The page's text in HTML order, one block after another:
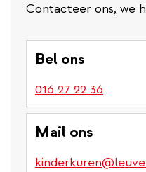
Contacteer ons, we
Bel ons
016 27 22 36
Mail ons